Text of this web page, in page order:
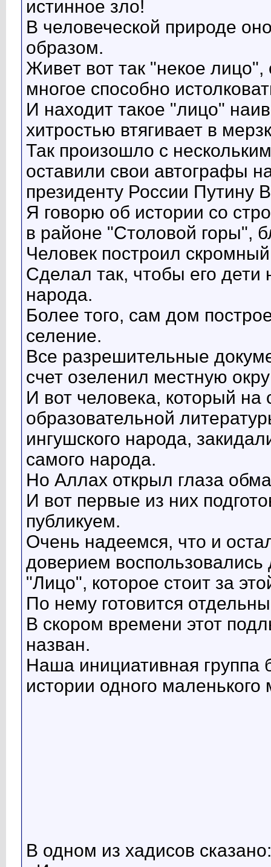
истинное зло!
В человеческой природе
образом.
Живет вот так "некое лицо",
многое способно
И находит такое "лицо"
хитростью втягивает в
Так произошло с
оставили свои автографы
президенту России Путину
Я говорю об истории со
в районе "Столовой горы",
Человек построил
Сделал так, чтобы его
народа.
Более того, сам дом
селение.
Все разрешительные
счет озеленил местную
И вот человека, который на
образовательной
ингушского народа,
самого народа.
Но Аллах открыл глаза
И вот первые из них
публикуем.
Очень надеемся, что и
доверием воспользовались
"Лицо", которое стоит за
По нему готовится
В скором времени этот
назван.
Наша инициативная группа
истории одного маленького
В одном из хадисов сказано: